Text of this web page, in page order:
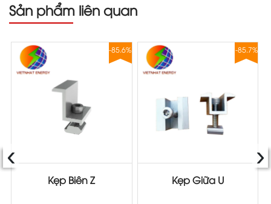
Sản phẩm liên quan
-85.6%
Kẹp Biên Z
-85.7%
Kẹp Giữa U
‹ ›